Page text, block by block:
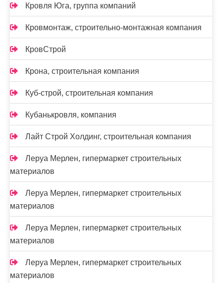
Кровля Юга, группа компаний
Кровмонтаж, строительно-монтажная компания
КровСтрой
Крона, строительная компания
Куб-строй, строительная компания
Кубанькровля, компания
Лайт Строй Холдинг, строительная компания
Леруа Мерлен, гипермаркет строительных
материалов
Леруа Мерлен, гипермаркет строительных
материалов
Леруа Мерлен, гипермаркет строительных
материалов
Леруа Мерлен, гипермаркет строительных
материалов